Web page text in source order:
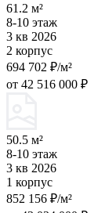
61.2 м²
8-10 этаж
3 кв 2026
2 корпус
694 702 ₽/м²
от 42 516 000 ₽
50.5 м²
8-10 этаж
3 кв 2026
1 корпус
852 156 ₽/м²